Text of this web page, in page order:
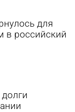
для
в российский